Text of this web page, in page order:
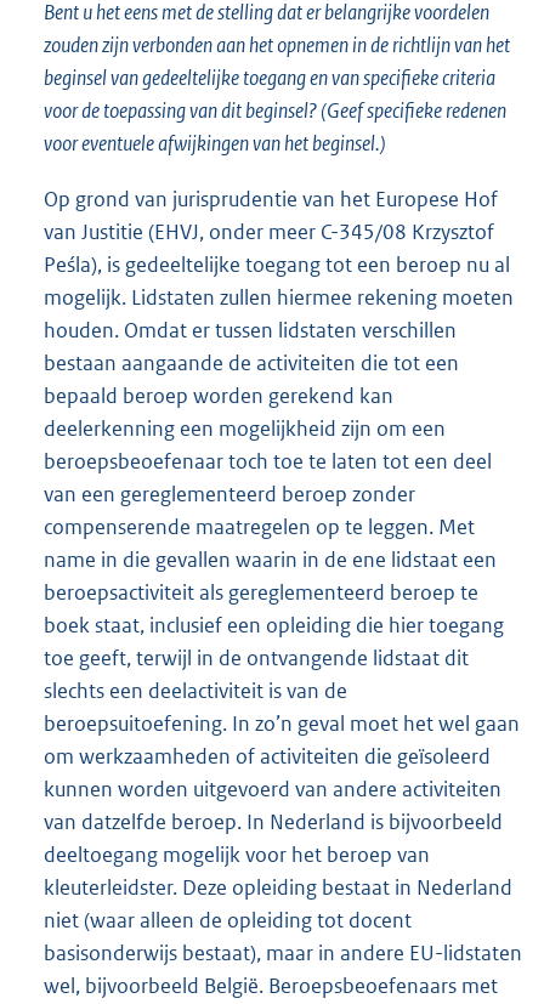
Bent u het eens met de stelling dat er belangrijke voordelen
zouden zijn verbonden aan het opnemen in de richtlijn van het
beginsel van gedeeltelijke toegang en van specifieke criteria
voor de toepassing van dit beginsel? (Geef specifieke redenen
voor eventuele afwijkingen van het beginsel.)
Op grond van jurisprudentie van het Europese Hof
van Justitie (EHVJ, onder meer C-345/08 Krzysztof
Peśla), is gedeeltelijke toegang tot een beroep nu al
mogelijk. Lidstaten zullen hiermee rekening moeten
houden. Omdat er tussen lidstaten verschillen
bestaan aangaande de activiteiten die tot een
bepaald beroep worden gerekend kan
deelerkenning een mogelijkheid zijn om een
beroepsbeoefenaar toch toe te laten tot een deel
van een gereglementeerd beroep zonder
compenserende maatregelen op te leggen. Met
name in die gevallen waarin in de ene lidstaat een
beroepsactiviteit als gereglementeerd beroep te
boek staat, inclusief een opleiding die hier toegang
toe geeft, terwijl in de ontvangende lidstaat dit
slechts een deelactiviteit is van de
beroepsuitoefening. In zo’n geval moet het wel gaan
om werkzaamheden of activiteiten die geïsoleerd
kunnen worden uitgevoerd van andere activiteiten
van datzelfde beroep. In Nederland is bijvoorbeeld
deeltoegang mogelijk voor het beroep van
kleuterleidster. Deze opleiding bestaat in Nederland
niet (waar alleen de opleiding tot docent
basisonderwijs bestaat), maar in andere EU-lidstaten
wel, bijvoorbeeld België. Beroepsbeoefenaars met